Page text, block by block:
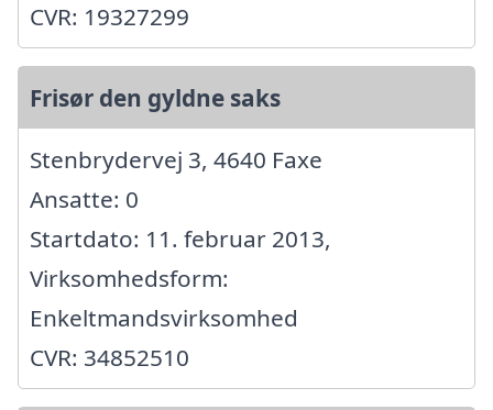
CVR: 19327299
Frisør den gyldne saks
Stenbrydervej 3, 4640 Faxe
Ansatte: 0
Startdato: 11. februar 2013,
Virksomhedsform:
Enkeltmandsvirksomhed
CVR: 34852510